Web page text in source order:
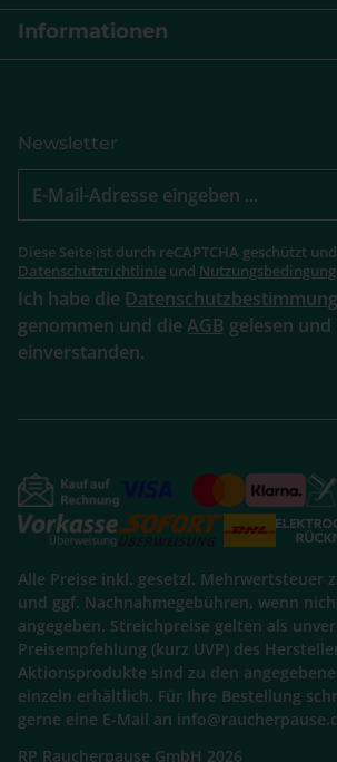
Informationen
Newsletter
Diese Seite ist durch reCAPTCHA geschützt
Datenschutzrichtlinie und
Ich habe die
genommen und die AGB gelesen
einverstanden.
Alle Preise inkl. gesetzl. Mehrwertsteuer
und ggf. Nachnahmegebühren, wenn
angegeben. Streichpreise gelten als
Preisempfehlung (kurz UVP) des
Aktionsprodukte sind zu den
einzeln erhältlich. Für Ihre Bestellung
gerne eine E-Mail an
RP Raucherpause GmbH 2026